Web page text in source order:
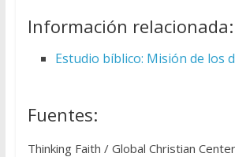
Información relacionada:
Estudio bíblico: Misión de los
Fuentes:
Thinking Faith / Global Christian